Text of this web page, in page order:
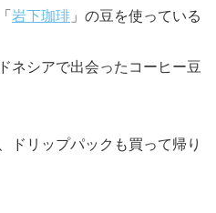
岩下珈琲 」の豆を使っている
ネシアで出会ったコーヒー豆
ドリップパックも買って帰り